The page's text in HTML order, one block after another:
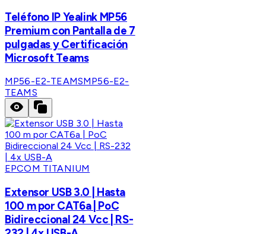
Teléfono IP Yealink MP56
Premium con Pantalla de 7
pulgadas y Certificación
Microsoft Teams
MP56-E2-TEAMSMP56-E2-
TEAMS
EPCOM TITANIUM
Extensor USB 3.0 | Hasta
100 m por CAT6a | PoC
Bidireccional 24 Vcc | RS-